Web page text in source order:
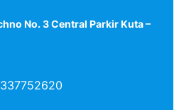
No. 3 Central Parkir Kuta –